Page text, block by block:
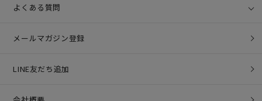
よくある質問
メールマガジン登録
LINE友だち追加